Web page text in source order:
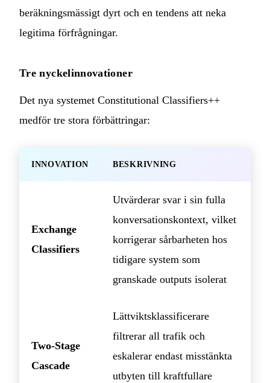
beräkningsmässigt dyrt och en tendens att neka
legitima förfrågningar.
Tre nyckelinnovationer
Det nya systemet Constitutional Classifiers++
medför tre stora förbättringar:
INNOVATION BESKRIVNING
Exchange
Classifiers
Utvärderar svar i sin fulla
konversationskontext, vilket
korrigerar sårbarheten hos
tidigare system som
granskade outputs isolerat
Two-Stage
Cascade
Lättviktsklassificerare
filtrerar all trafik och
eskalerar endast misstänkta
utbyten till kraftfullare